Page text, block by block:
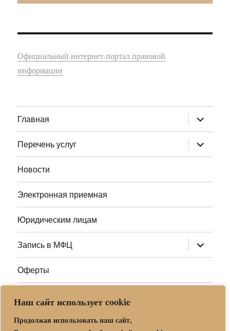
Наш сайт использует cookie
Продолжая использовать наш сайт,
Официальный интернет-портал правовой
информации
Главная раскрыть
дочернее
меню
Перечень услуг
раскрыть
дочернее
меню
Новости
Электронная приемная
Юридическим лицам
Запись в МФЦ раскрыть
дочернее
меню
Оферты
Адреса МФЦ МО